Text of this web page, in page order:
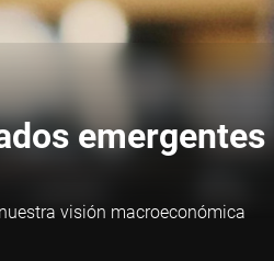
emergentes
visión macroeconómica